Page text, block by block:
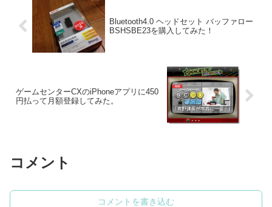
Bluetooth4.0 ヘッドセット バッファロー
BSHSBE23を購入してみた！
ゲームセンターCXのiPhoneアプリに450
円払って月額登録してみた。
コメント
コメントを書き込む